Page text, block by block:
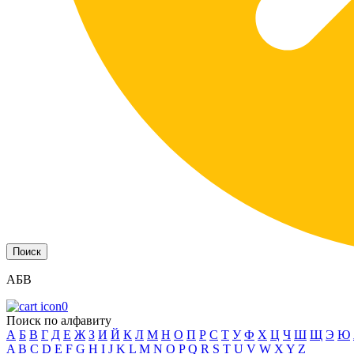
АБВ
0
Поиск по алфавиту
А Б В Г Д Е Ж З И Й К Л М Н О П Р С Т У Ф Х Ц Ч Ш Щ Э Ю
A B C D E F G H I J K L M N O P Q R S T U V W X Y Z